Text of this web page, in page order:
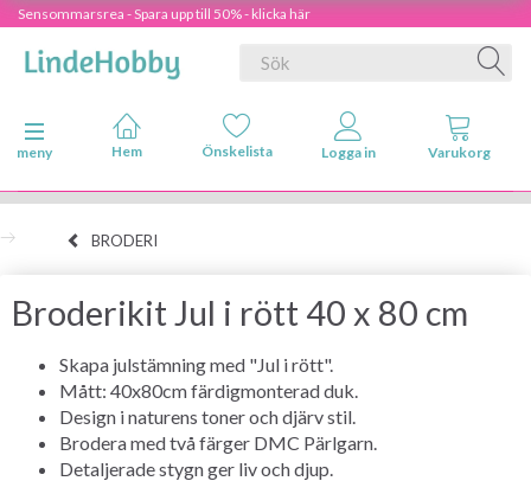
Sensommarsrea - Spara upp till 50% - klicka här
Ändra navigering
meny
BRODERI
Broderikit Jul i rött 40 x 80 cm
Skapa julstämning med "Jul i rött".
Mått: 40x80cm färdigmonterad duk.
Design i naturens toner och djärv stil.
Brodera med två färger DMC Pärlgarn.
Detaljerade stygn ger liv och djup.